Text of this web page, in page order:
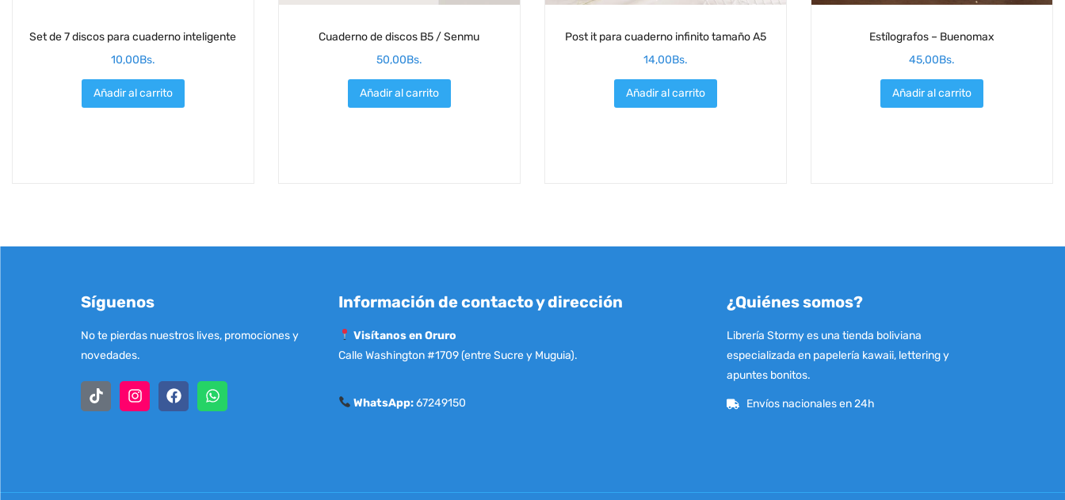
Set de 7 discos para cuaderno inteligente
10,00Bs.
Añadir al carrito
Cuaderno de discos B5 / Senmu
50,00Bs.
Añadir al carrito
Post it para cuaderno infinito tamaño A5
14,00Bs.
Añadir al carrito
Estílografos – Buenomax
45,00Bs.
Añadir al carrito
Síguenos
No te pierdas nuestros lives, promociones y
novedades.
Información de contacto y dirección
Visítanos en Oruro
Calle Washington #1709 (entre Sucre y Muguia).
WhatsApp:67249150
¿Quiénes somos?
Librería Stormy es una tienda boliviana
especializada en papelería kawaii, lettering y
apuntes bonitos.
Envíos nacionales en 24h